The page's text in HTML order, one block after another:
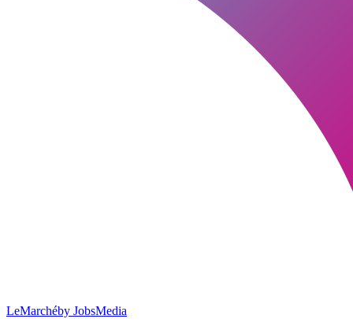
LeMarchéby JobsMedia